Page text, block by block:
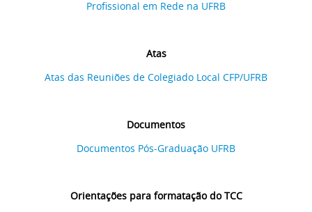
Profissional em Rede na UFRB
Atas
Atas das Reuniões de Colegiado Local CFP/UFRB
Documentos
Documentos Pós-Graduação UFRB
Orientações para formatação do TCC